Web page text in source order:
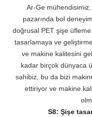
Ar-Ge
pazarında bol
doğrusal PET şişe
tasarlamaya ve
ve makine kalitesini
kadar birçok dünyaca
sahibiz, bu da bizi
ettiriyor ve makine
S8: Şişe